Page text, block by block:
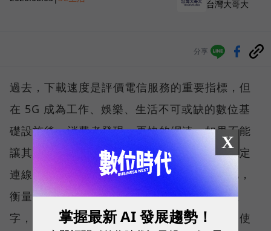
台灣大哥大
分享
過去，下載速度是評價電信服務的重要指標，但
在 5G 成為工作、娛樂、生活不可或缺的數位基
礎設施後，消費者發現，再快的網速，如果不能
讓其在人潮聚集、高速移動或室內空間維持穩定
連線，即無法轉換成好的使用體驗，也因如此，
衡量「好網路」的標準，也逐漸從追求測速數
字，轉向任何時間、任何地點都能穩定連線的使
X
掌握最新 AI 發展趨勢！